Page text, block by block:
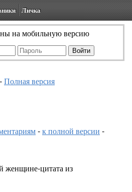
Личка
на мобильную версию
-Полная версия
-к полной версии -
женщине-цитата из